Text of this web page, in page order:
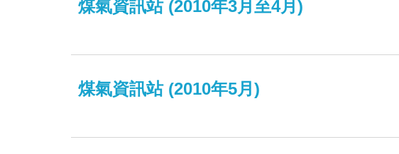
煤氣資訊站 (2010年3月至4月)
煤氣資訊站 (2010年5月)